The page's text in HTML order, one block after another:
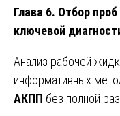
Глава 6. Отбор
ключевой
Анализ рабочей
информативных
АКПП без полной